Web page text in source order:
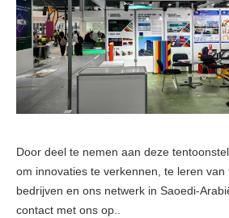
Door deel te nemen aan deze
om innovaties te verkennen, te leren
bedrijven en ons netwerk in Saoedi-
contact met ons op..